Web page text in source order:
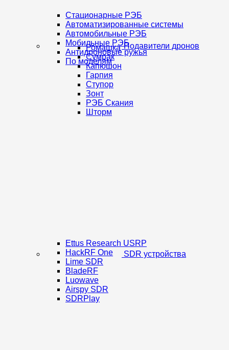
Подавители дронов
Стационарные РЭБ
Автоматизированные системы
Автомобильные РЭБ
Мобильные РЭБ
Антидроновые ружья
По моделям
Ромашка
Сумрак
Капюшон
Гарпия
Ступор
Зонт
РЭБ Скания
Шторм
SDR устройства
Ettus Research USRP
HackRF One
Lime SDR
BladeRF
Luowave
Airspy SDR
SDRPlay